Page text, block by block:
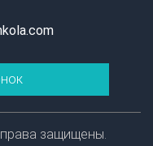
защищены.